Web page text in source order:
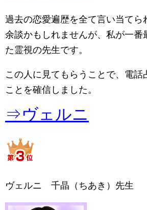
過去の恋愛遍歴を全て言い当てら
余談かもしれませんが、私が一番
た霊視の先生です。
この人に見てもらうことで、電話
ことを確信しました。
⇒ヴェルニ
ヴェルニ 千晶（ちあき）先生